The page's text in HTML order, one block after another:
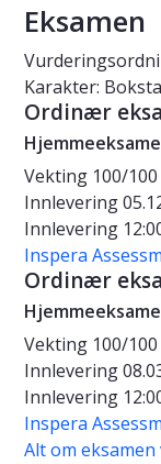
Eksamen
Karakter:
Ordinær
Vekting 100/100
Innlevering
Innlevering
Inspera
Ordinær
Vekting 100/100
Innlevering
Innlevering
Inspera
Alt om eksamen